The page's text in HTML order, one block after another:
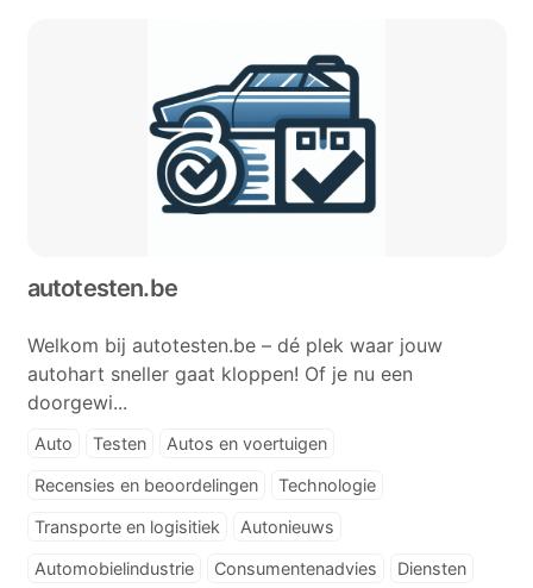
autotesten.be
Welkom bij autotesten.be – dé plek waar jouw
autohart sneller gaat kloppen! Of je nu een
doorgewi...
Auto Testen Autos en voertuigen
Recensies en beoordelingen Technologie
Transporte en logisitiek Autonieuws
Automobielindustrie Consumentenadvies Diensten